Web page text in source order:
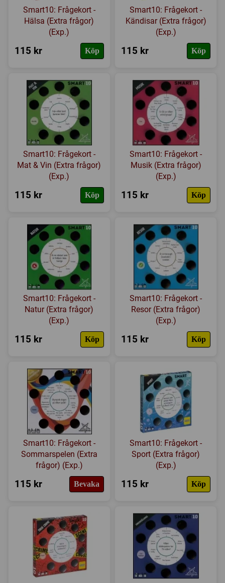
Smart10: Frågekort -
Hälsa (Extra frågor)
(Exp.)
115 kr Köp
Smart10: Frågekort -
Kändisar (Extra frågor)
(Exp.)
115 kr Köp
Smart10: Frågekort -
Mat & Vin (Extra frågor)
(Exp.)
115 kr Köp
Smart10: Frågekort -
Musik (Extra frågor)
(Exp.)
115 kr Köp
Smart10: Frågekort -
Natur (Extra frågor)
(Exp.)
115 kr Köp
Smart10: Frågekort -
Resor (Extra frågor)
(Exp.)
115 kr Köp
Smart10: Frågekort -
Sommarspelen (Extra
frågor) (Exp.)
115 kr Bevaka
Smart10: Frågekort -
Sport (Extra frågor)
(Exp.)
115 kr Köp